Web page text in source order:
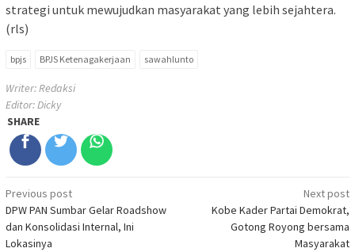
strategi untuk mewujudkan masyarakat yang lebih sejahtera.
(rls)
bpjs BPJS Ketenagakerjaan sawahlunto
Writer: Redaksi
Editor: Dicky
SHARE
Post
navigation
Previous post
DPW PAN Sumbar Gelar Roadshow
dan Konsolidasi Internal, Ini
Lokasinya
Next post
Kobe Kader Partai Demokrat,
Gotong Royong bersama
Masyarakat